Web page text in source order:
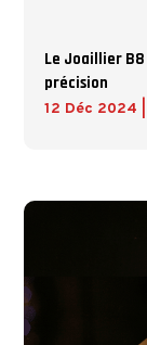
Le Joaillier
précision
12 Déc 2024